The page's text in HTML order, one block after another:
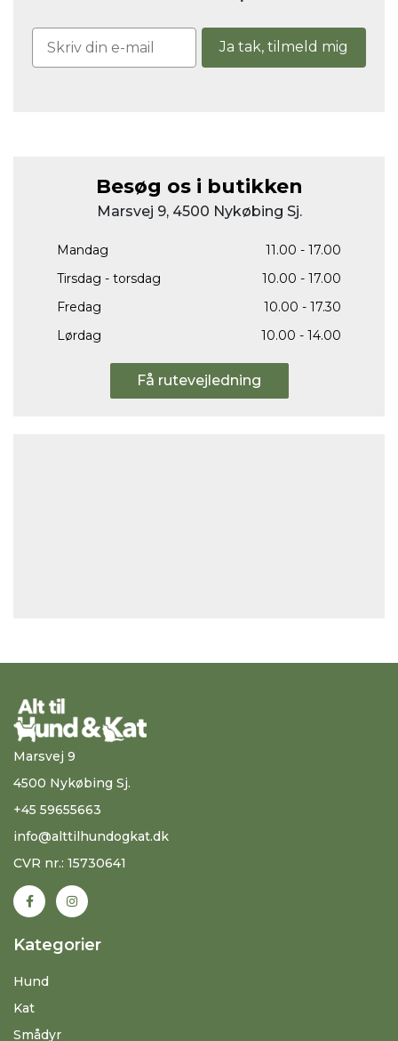
Ja tak, tilmeld mig
Besøg os i butikken
Marsvej 9, 4500 Nykøbing Sj.
Mandag
11.00 - 17.00
Tirsdag - torsdag
10.00 - 17.00
Fredag
10.00 - 17.30
Lørdag
10.00 - 14.00
Få rutevejledning
Marsvej 9
4500 Nykøbing Sj.
+45 59655663
info@alttilhundogkat.dk
CVR nr.: 15730641
Kategorier
Hund
Kat
Smådyr